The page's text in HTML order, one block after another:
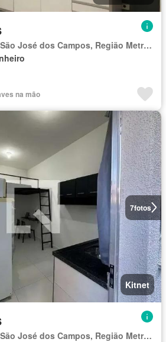
Região Imediata de São José dos Campos, Região Metropolitana do Vale do Paraíba e Litoral Norte
na mão
7fotos
Kitnet
Região Imediata de São José dos Campos, Região Metropolitana do Vale do Paraíba e Litoral Norte